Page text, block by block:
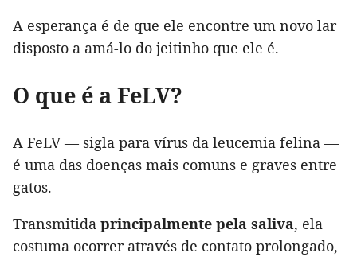
A esperança é de que ele encontre um novo lar
disposto a amá-lo do jeitinho que ele é.
O que é a FeLV?
A FeLV — sigla para vírus da leucemia felina —
é uma das doenças mais comuns e graves entre
gatos.
Transmitida principalmente pela saliva, ela
costuma ocorrer através de contato prolongado,